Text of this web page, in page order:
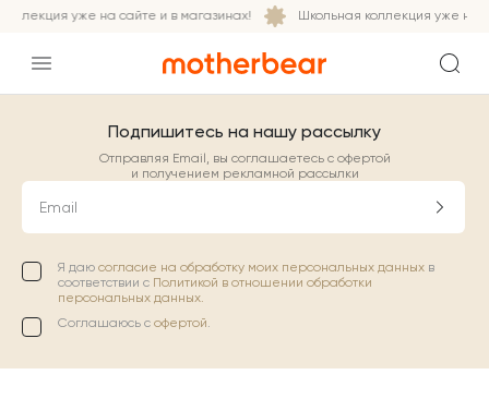
уже на сайте и в магазинах! Школьная коллекция уже на
Подпишитесь на нашу рассылку
Отправляя Email, вы соглашаетесь с офертой
и получением рекламной рассылки
Email
Я даю согласие на обработку моих персональных данных в
соответствии с Политикой в отношении обработки
персональных данных.
Соглашаюсь с офертой.